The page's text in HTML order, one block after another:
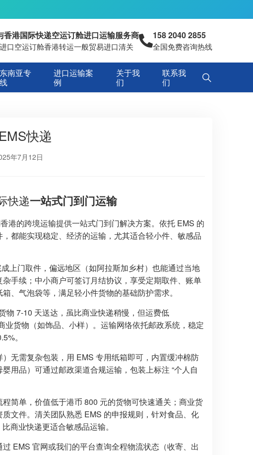
香港国际快递空运订舱进口运输服务商
口空运订舱香港转运一般贸易进口清关
158 2040 2855
全国免费咨询热线
东南亚专
线
进口运输案
例
关于我
们
联系我
们
快递
年7月12日
快递一站式门到门运输
港的跨境运输提供一站式门到门解决方案。依托 EMS 的
都能实现稳定、经济的运输，尤其适合轻小件、敏感品
上门取件，偏远地区（如阿拉斯加乡村）也能通过当地
手续；中小商户可签订月结协议，享受定期取件、账单
、气泡袋等，满足轻小件货物的基础防护需求。
物 7-10 天送达，虽比商业快递稍慢，但运费低
货物（如饰品、小样）。运输网络依托邮政系统，稳定
。
无需复杂包装，用 EMS 专用纸箱即可，内置缓冲棉防
用品）可通过邮政渠道合规运输，包装上标注 “个人自
简单，价值低于港币 800 元的货物可快速通关；商业货
文件。清关团队熟悉 EMS 的申报规则，针对食品、化
商业快递更适合敏感品运输。
EMS 官网或我们的平台查询全程物流状态（收寄、出